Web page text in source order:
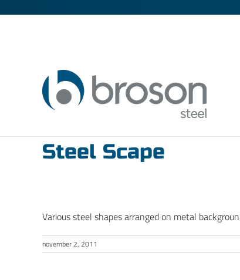
Steel Scape
Various steel shapes arranged on metal
november 2, 2011